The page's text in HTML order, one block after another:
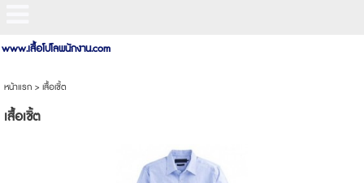
www.เสื้อโปโลพนักงาน.com
หน้าแรก> เสื้อเชิ้ต
เสื้อเชิ้ต